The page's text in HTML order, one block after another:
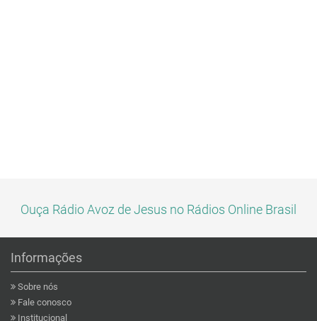
Ouça Rádio Avoz de Jesus no Rádios Online Brasil
Informações
Sobre nós
Fale conosco
Institucional